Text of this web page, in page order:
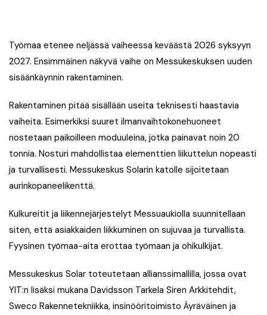
Työmaa etenee neljässä vaiheessa keväästä 2026 syksyyn
2027. Ensimmäinen näkyvä vaihe on Messukeskuksen uuden
sisäänkäynnin rakentaminen.
Rakentaminen pitää sisällään useita teknisesti haastavia
vaiheita. Esimerkiksi suuret ilmanvaihtokonehuoneet
nostetaan paikoilleen moduuleina, jotka painavat noin 20
tonnia. Nosturi mahdollistaa elementtien liikuttelun nopeasti
ja turvallisesti. Messukeskus Solarin katolle sijoitetaan
aurinkopaneelikenttä.
Kulkureitit ja liikennejärjestelyt Messuaukiolla suunnitellaan
siten, että asiakkaiden liikkuminen on sujuvaa ja turvallista.
Fyysinen työmaa-aita erottaa työmaan ja ohikulkijat.
Messukeskus Solar toteutetaan allianssimallilla, jossa ovat
YIT:n lisäksi mukana Davidsson Tarkela Siren Arkkitehdit,
Sweco Rakennetekniikka, insinööritoimisto Äyräväinen ja